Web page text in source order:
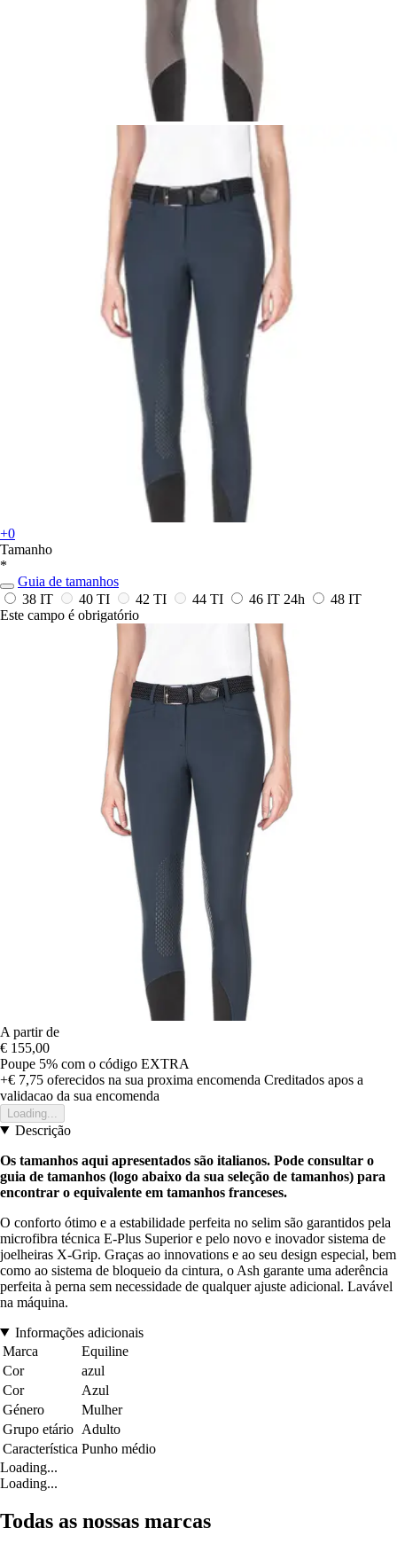
+0
Tamanho
*
Guia de tamanhos
38 IT
40 TI 42 TI 44 TI 46 IT 24h
48 IT
Este campo é obrigatório
A partir de
€ 155,00
Poupe 5% com o código EXTRA
+€ 7,75 oferecidos na sua proxima encomenda Creditados apos a
validacao da sua encomenda
Loading...
Descrição
Os tamanhos aqui apresentados são italianos. Pode consultar o
guia de tamanhos (logo abaixo da sua seleção de tamanhos) para
encontrar o equivalente em tamanhos franceses.
O conforto ótimo e a estabilidade perfeita no selim são garantidos pela
microfibra técnica E-Plus Superior e pelo novo e inovador sistema de
joelheiras X-Grip. Graças ao innovations e ao seu design especial, bem
como ao sistema de bloqueio da cintura, o Ash garante uma aderência
perfeita à perna sem necessidade de qualquer ajuste adicional. Lavável
na máquina.
Informações adicionais
Marca
Equiline
Cor
azul
Cor
Azul
Género
Mulher
Grupo etário Adulto
Característica Punho médio
Loading...
Loading...
Todas as nossas marcas